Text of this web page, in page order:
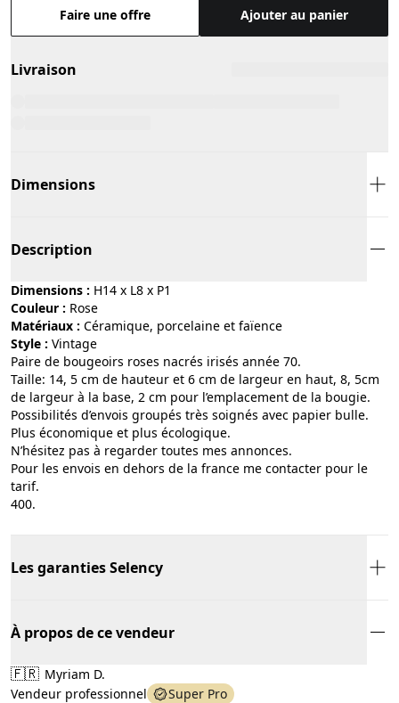
Faire une offre Ajouter au panier
Livraison
Dimensions
Description
Dimensions : H14 x L8 x P1
Couleur :
rose
Matériaux :
céramique, porcelaine et faïence
Style :
vintage
Paire de bougeoirs roses nacrés irisés année 70.
Taille: 14, 5 cm de hauteur et 6 cm de largeur en haut, 8, 5cm
de largeur à la base, 2 cm pour l’emplacement de la bougie.
Possibilités d’envois groupés très soignés avec papier bulle.
Plus économique et plus écologique.
N’hésitez pas à regarder toutes mes annonces.
Pour les envois en dehors de la france me contacter pour le
tarif.
400.
Les garanties Selency
À propos de ce vendeur
🇫🇷 Myriam D.
Vendeur professionnel
Super Pro